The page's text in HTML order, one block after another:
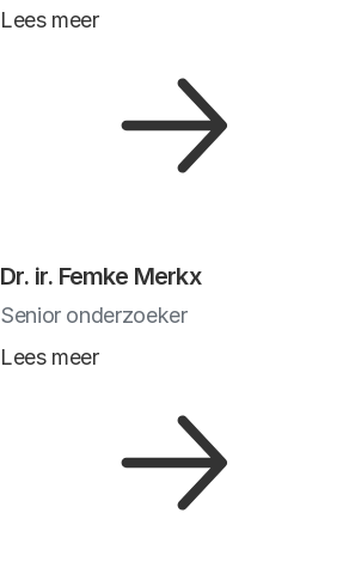
Lees meer
Dr. ir. Femke Merkx
Senior onderzoeker
Lees meer